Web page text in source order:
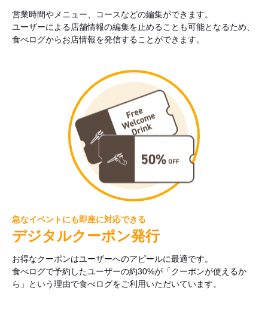
営業時間やメニュー、コースなどの編集ができます。
ユーザーによる店舗情報の編集を止めることも可能となるため、
食べログからお店情報を発信することができます。
急なイベントにも即座に対応できる
デジタルクーポン発行
お得なクーポンはユーザーへのアピールに最適です。
食べログで予約したユーザーの約30%が「クーポンが使えるか
ら」という理由で食べログをご利用いただいています。